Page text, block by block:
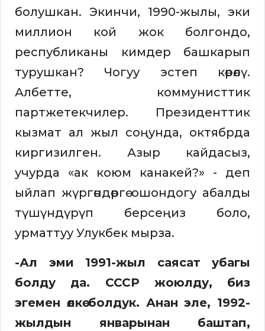
болушкан. Экинчи, 1990-жылы, эки
миллион кой жок болгондо,
республиканы кимдер башкарып
турушкан? Чогуу эстеп көрөлү.
Албетте, коммунисттик
партжетекчилер. Президенттик
кызмат ал жыл соңунда, октябрда
киргизилген. Азыр кайдасыз,
учурда «ак коюм канакей?» - деп
ыйлап жүргөндөргө ошондогу абалды
түшүндүрүп берсеңиз боло,
урматтуу Улукбек мырза.
-Ал эми 1991-жыл саясат убагы
болду да. СССР жоюлду, биз
эгемен өлкө болдук. Анан эле, 1992-
жылдын январынан баштап,